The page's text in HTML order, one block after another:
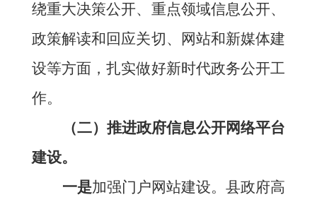
绕重大决策公开、重点领域信息公开、
政策解读和回应关切、网站和新媒体建
设等方面，扎实做好新时代政务公开工
作。
（二）推进政府信息公开网络平台
建设。
一是加强门户网站建设。县政府高